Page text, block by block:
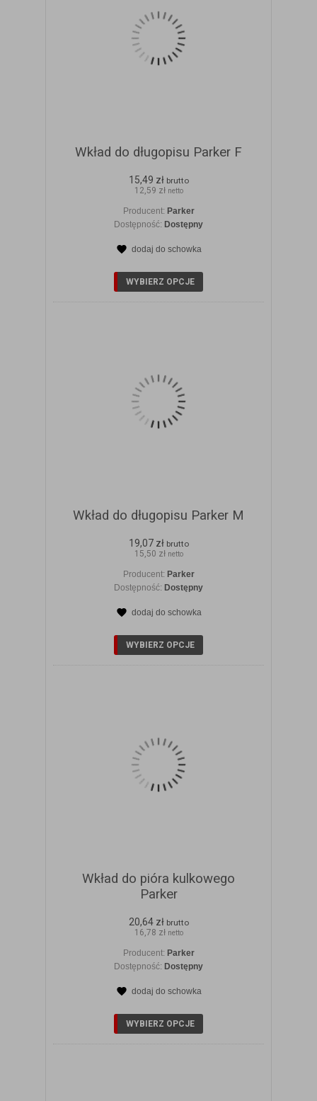
Wkład do długopisu Parker F
15,49 zł brutto
12,59 zł netto
Producent: Parker
Dostępność: Dostępny
dodaj do schowka
WYBIERZ OPCJE
Wkład do długopisu Parker M
19,07 zł brutto
15,50 zł netto
Producent: Parker
Dostępność: Dostępny
dodaj do schowka
WYBIERZ OPCJE
Wkład do pióra kulkowego
Parker
20,64 zł brutto
16,78 zł netto
Producent: Parker
Dostępność: Dostępny
dodaj do schowka
WYBIERZ OPCJE